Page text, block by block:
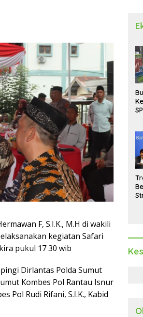
F, S.I.K., M.H di wakili
kegiatan Safari
pukul 17 30 wib
Dirlantas Polda Sumut
Kombes Pol Rantau Isnur
Pol Rudi Rifani, S.I.K., Kabid